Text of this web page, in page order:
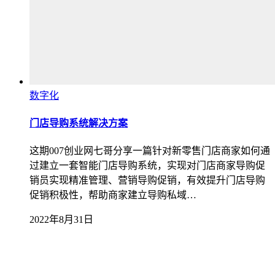
数字化
门店导购系统解决方案
这期007创业网七哥分享一篇针对新零售门店商家如何通
过建立一套智能门店导购系统，实现对门店商家导购促
销员实现精准管理、营销导购促销，有效提升门店导购
促销积极性，帮助商家建立导购私域…
2022年8月31日